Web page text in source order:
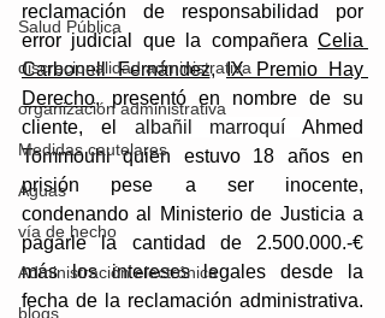
Salud Pública
discrecionalidad administrativa
organización administrativa
Medidas cautelares
Aguas
vía de hecho
Administración electrónica
blogs
reclamación de responsabilidad por
error judicial que la compañera Celia
Carbonell Fernández, IX Premio Hay
Derecho, presentó en nombre de su
cliente, el albañil marroquí Ahmed
Tommouhi quien estuvo 18 años en
prisión pese a ser inocente,
condenando al Ministerio de Justicia a
pagarle la cantidad de 2.500.000.-€
más los intereses legales desde la
fecha de la reclamación administrativa.